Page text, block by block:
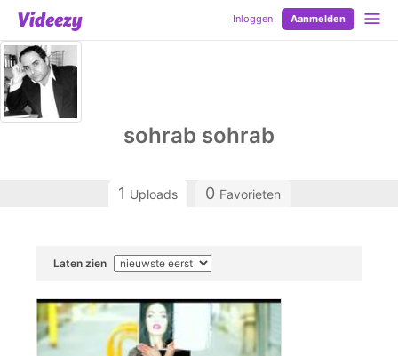
Inloggen Aanmelden
sohrab sohrab
1 Uploads 0 Favorieten
Laten zien